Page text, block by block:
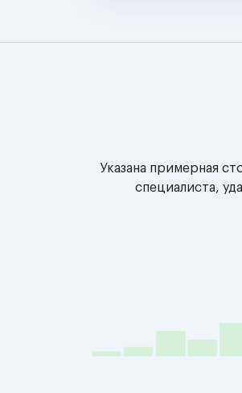
Указана примерная
специалиста,